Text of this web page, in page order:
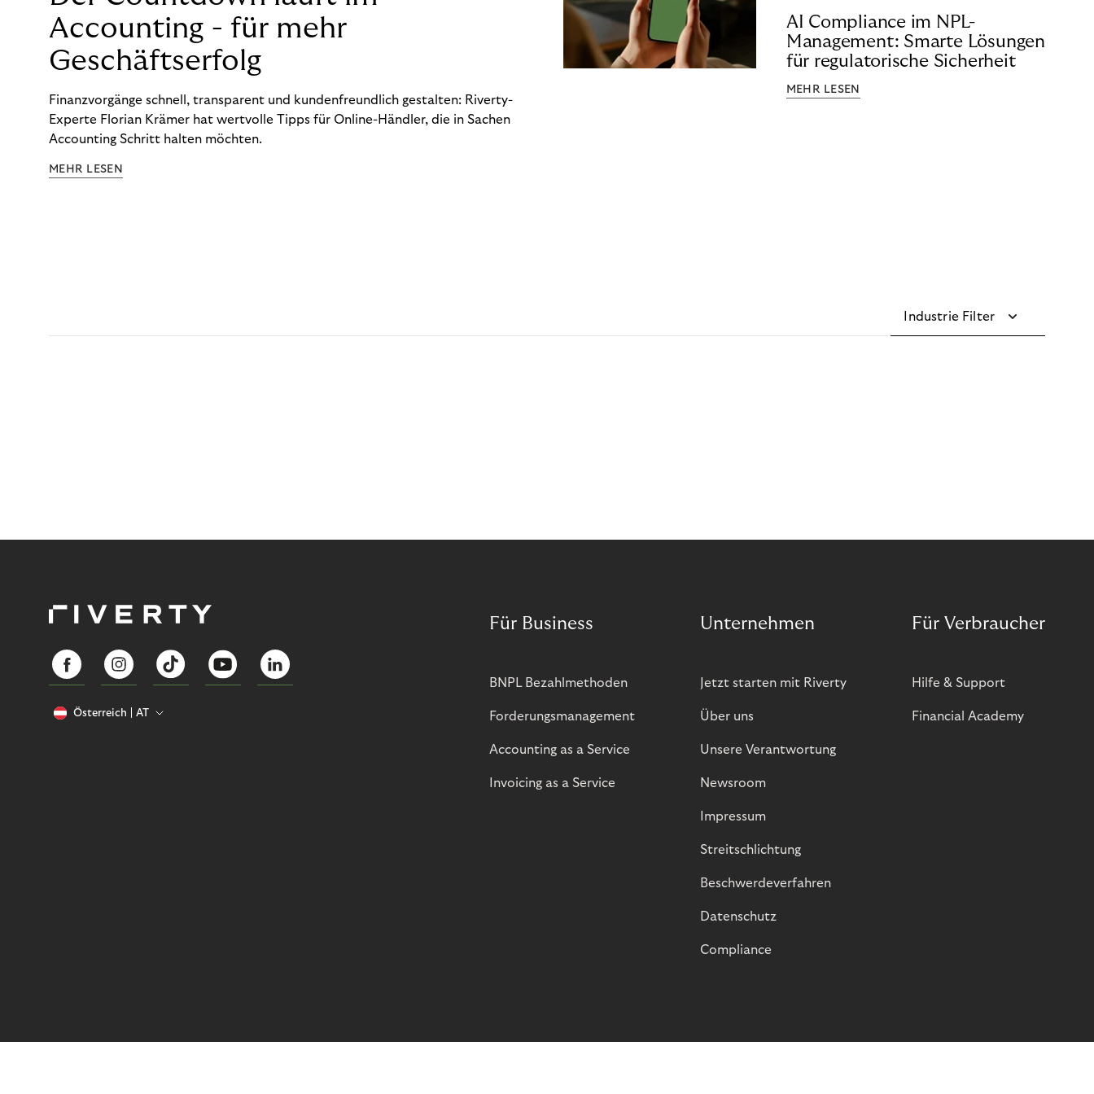
Accounting - für mehr
Geschäftserfolg
Finanzvorgänge schnell, transparent und kundenfreundlich gestalten: Riverty-
Experte Florian Krämer hat wertvolle Tipps für Online-Händler, die in Sachen
Accounting Schritt halten möchten.
MEHR LESEN
AI Compliance im NPL-
Management: Smarte Lösungen
für regulatorische Sicherheit
MEHR LESEN
Industrie Filter
Österreich AT
Für Business
BNPL Bezahlmethoden
Forderungsmanagement
Accounting as a Service
Invoicing as a Service
Unternehmen
Jetzt starten mit Riverty
Über uns
Unsere Verantwortung
Newsroom
Impressum
Streitschlichtung
Beschwerdeverfahren
Datenschutz
Compliance
Für Verbraucher
Hilfe & Support
Financial Academy